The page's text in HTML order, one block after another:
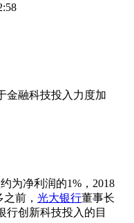
金融科技投入力度加
净利润的1%，2018
前， 光大银行董事长
行创新科技投入的目